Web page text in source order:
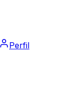
Perfil